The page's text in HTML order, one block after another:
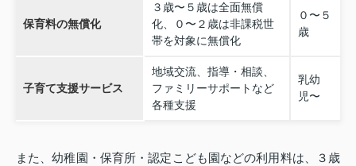
保育料の無償化
３歳〜５歳は全面無償
化、０〜２歳は非課税世
帯を対象に無償化
０〜５
歳
子育て支援サービス
地域交流、指導・相談、
ファミリーサポートなど
各種支援
乳幼
児〜
また、幼稚園・保育所・認定こども園などの利用料は、３歳